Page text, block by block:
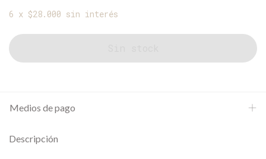
6 x $28.000 sin interés
Medios de pago
Descripción